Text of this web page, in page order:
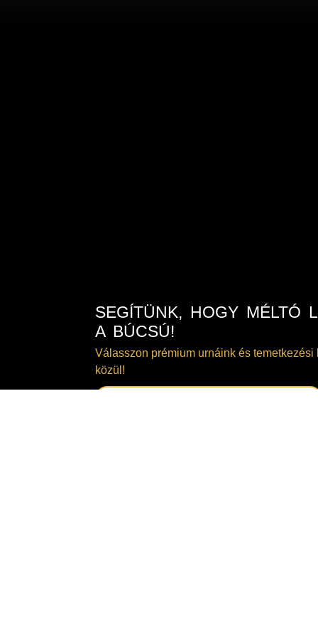
SEGÍTÜNK, HOGY MÉLTÓ
A BÚCSÚ!
Válasszon prémium urnáink és temetkezési
közül!